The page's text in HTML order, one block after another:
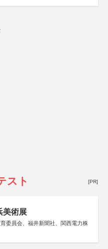
スト [PR]
美術展
委員会、福井新聞社、関西電力株